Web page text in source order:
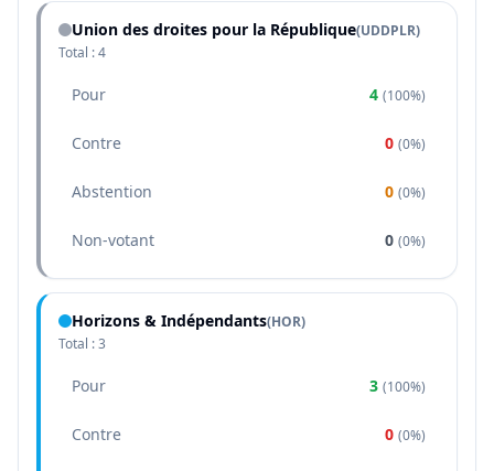
Union des droites pour la République(UDDPLR)
Total :4
Pour 4 (100%)
Contre 0 (0%)
Abstention 0 (0%)
Non-votant 0 (0%)
Horizons & Indépendants(HOR)
Total :3
Pour 3 (100%)
Contre 0 (0%)